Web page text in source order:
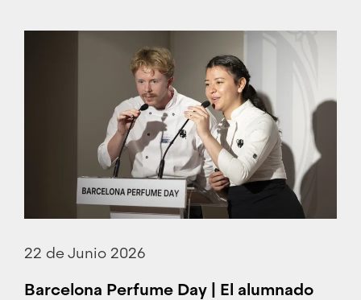
22 de Junio 2026
Barcelona Perfume Day | El alumnado